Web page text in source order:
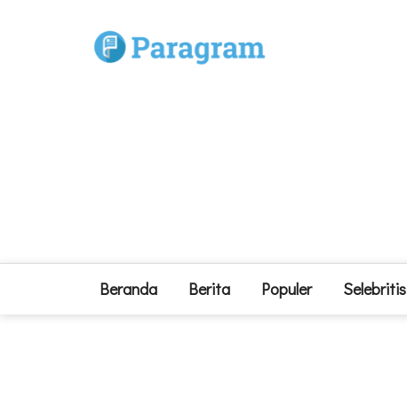
Beranda Berita Populer Selebritis